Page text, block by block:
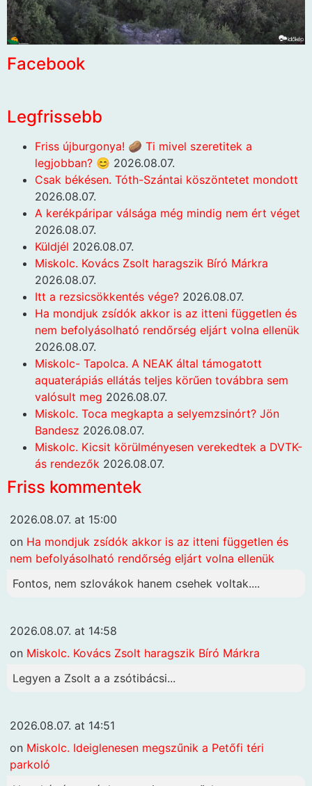
Facebook
Legfrissebb
Friss újburgonya! 🥔 Ti mivel szeretitek a
legjobban? 😊 2026.08.07.
Csak békésen. Tóth-Szántai köszöntetet mondott
2026.08.07.
A kerékpáripar válsága még mindig nem ért véget
2026.08.07.
Küldjél 2026.08.07.
Miskolc. Kovács Zsolt haragszik Bíró Márkra
2026.08.07.
Itt a rezsicsökkentés vége? 2026.08.07.
Ha mondjuk zsídók akkor is az itteni független és
nem befolyásolható rendőrség eljárt volna ellenük
2026.08.07.
Miskolc- Tapolca. A NEAK által támogatott
aquaterápiás ellátás teljes körűen továbbra sem
valósult meg 2026.08.07.
Miskolc. Toca megkapta a selyemzsinórt? Jön
Bandesz 2026.08.07.
Miskolc. Kicsit körülményesen verekedtek a DVTK-
ás rendezők 2026.08.07.
Friss kommentek
2026.08.07. at 15:00
on Ha mondjuk zsídók akkor is az itteni független és
nem befolyásolható rendőrség eljárt volna ellenük
Fontos, nem szlovákok hanem csehek voltak....
2026.08.07. at 14:58
on Miskolc. Kovács Zsolt haragszik Bíró Márkra
Legyen a Zsolt a a zsótibácsi...
2026.08.07. at 14:51
on Miskolc. Ideiglenesen megszűnik a Petőfi téri
parkoló